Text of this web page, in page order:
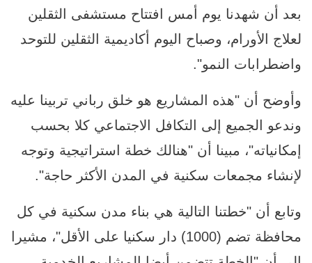
بعد أن شهدنا يوم أمس افتتاح مستشفى الثقلين
لعلاج الأورام، وصباح اليوم أكاديمية الثقلين للتوحد
واضطرابات النمو".
وأوضح أن "هذه المشاريع هو خلق رباني تربينا عليه
وندعو الجميع إلى التكافل الاجتماعي كلا بحسب
إمكانياته"، مبينا أن "هنالك خطة استراتيجية وتوجه
لإنشاء مجمعات سكنية في المدن الأكثر حاجة".
وتابع أن "خطتنا التالية هي بناء مدن سكنية في كل
محافظة تضم (1000) دار سكنيا على الأقل"، مشيرا